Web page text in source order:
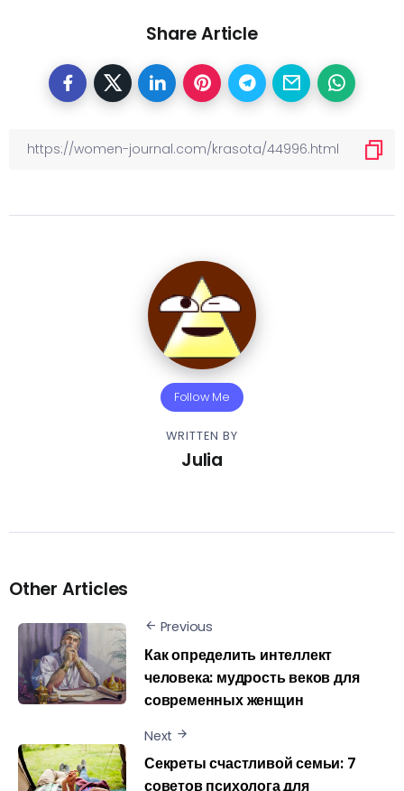
Share Article
Follow Me
WRITTEN BY
Julia
Other Articles
Previous
Как определить интеллект
человека: мудрость веков для
современных женщин
Next
Секреты счастливой семьи: 7
советов психолога для